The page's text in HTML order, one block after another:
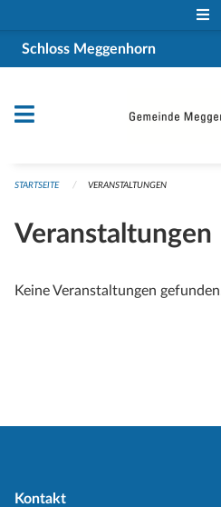
Schloss Meggenhorn
STARTSEITE VERANSTALTUNGEN
Veranstaltungen
Keine Veranstaltungen
Kontakt